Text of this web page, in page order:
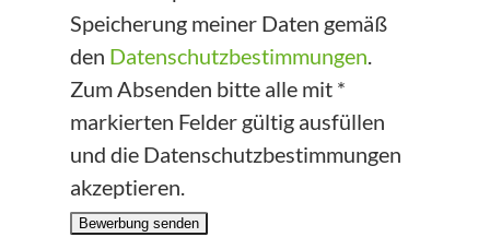
Speicherung meiner Daten gemäß
den Datenschutzbestimmungen.
Zum Absenden bitte alle mit *
markierten Felder gültig ausfüllen
und die Datenschutzbestimmungen
akzeptieren.
Bewerbung senden